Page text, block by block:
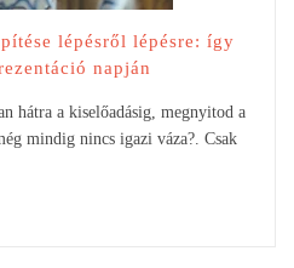
lépésről lépésre: így
napján
hátra a kiselőadásig, megnyitod a
mindig nincs igazi váza?. Csak